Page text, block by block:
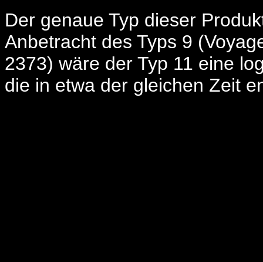
Der genaue Typ dieser
Anbetracht des Typs 9
2373) wäre der Typ 11 eine
die in etwa der gleichen Zeit